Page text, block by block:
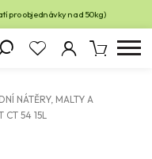
pro objednávky nad 50kg)
NÁTĚRY, MALTY A
CT 54 15L